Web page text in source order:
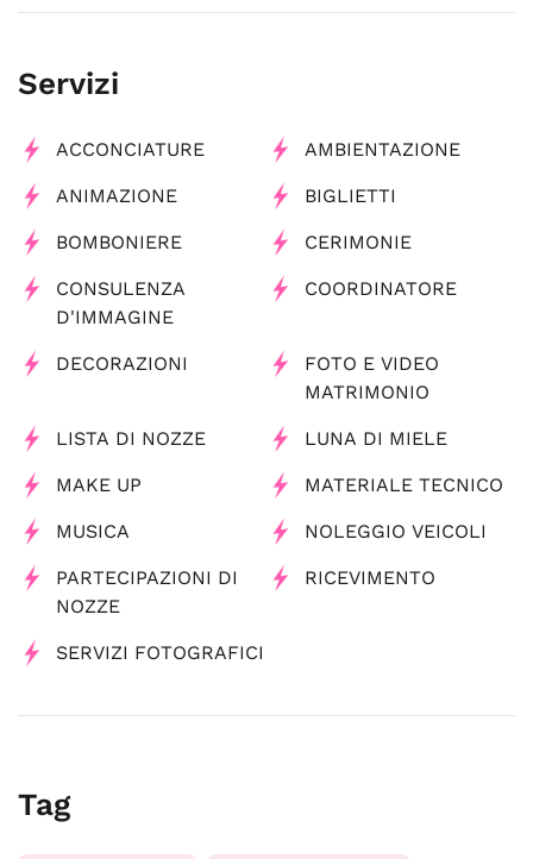
Servizi
ACCONCIATURE AMBIENTAZIONE
ANIMAZIONE BIGLIETTI
BOMBONIERE CERIMONIE
CONSULENZA
D'IMMAGINE
COORDINATORE
DECORAZIONI
FOTO E VIDEO
MATRIMONIO
LISTA DI NOZZE LUNA DI MIELE
MAKE UP MATERIALE TECNICO
MUSICA NOLEGGIO VEICOLI
PARTECIPAZIONI DI
NOZZE
RICEVIMENTO
SERVIZI FOTOGRAFICI
Tag